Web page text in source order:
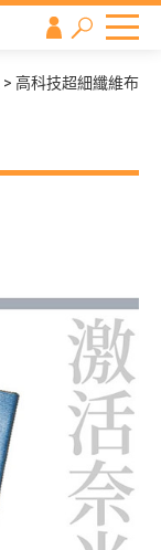
高科技超細纖維布